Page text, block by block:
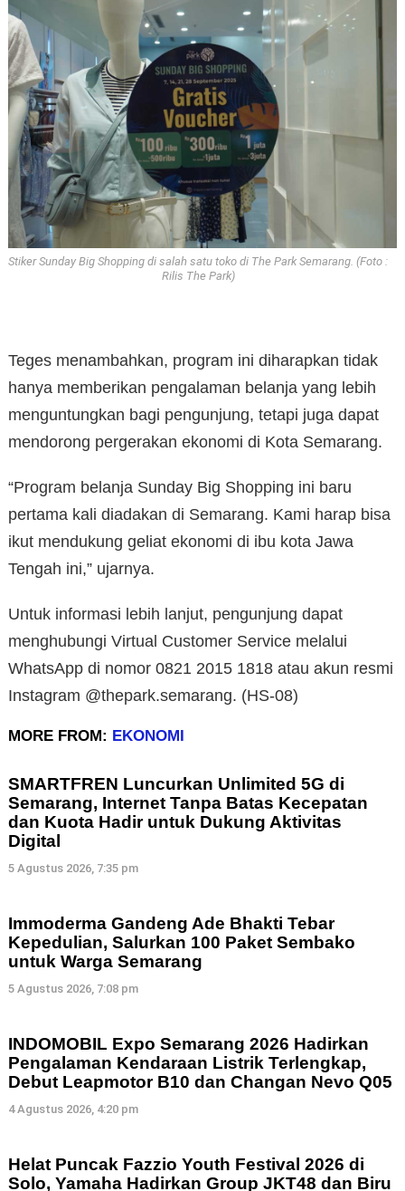
Stiker Sunday Big Shopping di salah satu toko di The Park Semarang. (Foto :
Rilis The Park)
Teges menambahkan, program ini diharapkan tidak
hanya memberikan pengalaman belanja yang lebih
menguntungkan bagi pengunjung, tetapi juga dapat
mendorong pergerakan ekonomi di Kota Semarang.
“Program belanja Sunday Big Shopping ini baru
pertama kali diadakan di Semarang. Kami harap bisa
ikut mendukung geliat ekonomi di ibu kota Jawa
Tengah ini,” ujarnya.
Untuk informasi lebih lanjut, pengunjung dapat
menghubungi Virtual Customer Service melalui
WhatsApp di nomor 0821 2015 1818 atau akun resmi
Instagram @thepark.semarang. (HS-08)
MORE FROM: EKONOMI
SMARTFREN Luncurkan Unlimited 5G di
Semarang, Internet Tanpa Batas Kecepatan
dan Kuota Hadir untuk Dukung Aktivitas
Digital
5 Agustus 2026, 7:35 pm
Immoderma Gandeng Ade Bhakti Tebar
Kepedulian, Salurkan 100 Paket Sembako
untuk Warga Semarang
5 Agustus 2026, 7:08 pm
INDOMOBIL Expo Semarang 2026 Hadirkan
Pengalaman Kendaraan Listrik Terlengkap,
Debut Leapmotor B10 dan Changan Nevo Q05
4 Agustus 2026, 4:20 pm
Helat Puncak Fazzio Youth Festival 2026 di
Solo, Yamaha Hadirkan Group JKT48 dan Biru